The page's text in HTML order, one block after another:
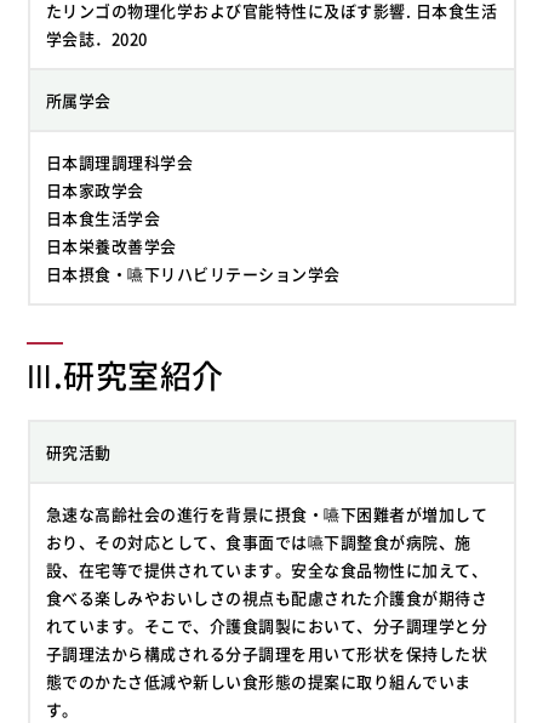
たリンゴの物理化学および官能特性に及ぼす影響. 日本食生活
学会誌．2020
所属学会
日本調理調理科学会
日本家政学会
日本食生活学会
日本栄養改善学会
日本摂食・嚥下リハビリテーション学会
Ⅲ.研究室紹介
研究活動
急速な高齢社会の進行を背景に摂食・嚥下困難者が増加して
おり、その対応として、食事面では嚥下調整食が病院、施
設、在宅等で提供されています。安全な食品物性に加えて、
食べる楽しみやおいしさの視点も配慮された介護食が期待さ
れています。そこで、介護食調製において、分子調理学と分
子調理法から構成される分子調理を用いて形状を保持した状
態でのかたさ低減や新しい食形態の提案に取り組んでいま
す。